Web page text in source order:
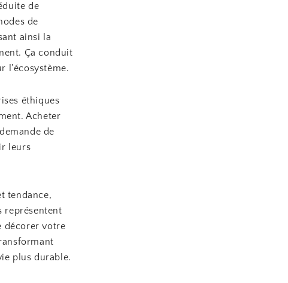
de
de
ainsi la
Ça conduit
l’écosystème.
éthiques
Acheter
de
leurs
tendance,
représentent
décorer votre
plus durable.